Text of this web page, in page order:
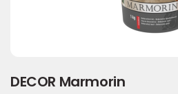
DECOR Marmorin